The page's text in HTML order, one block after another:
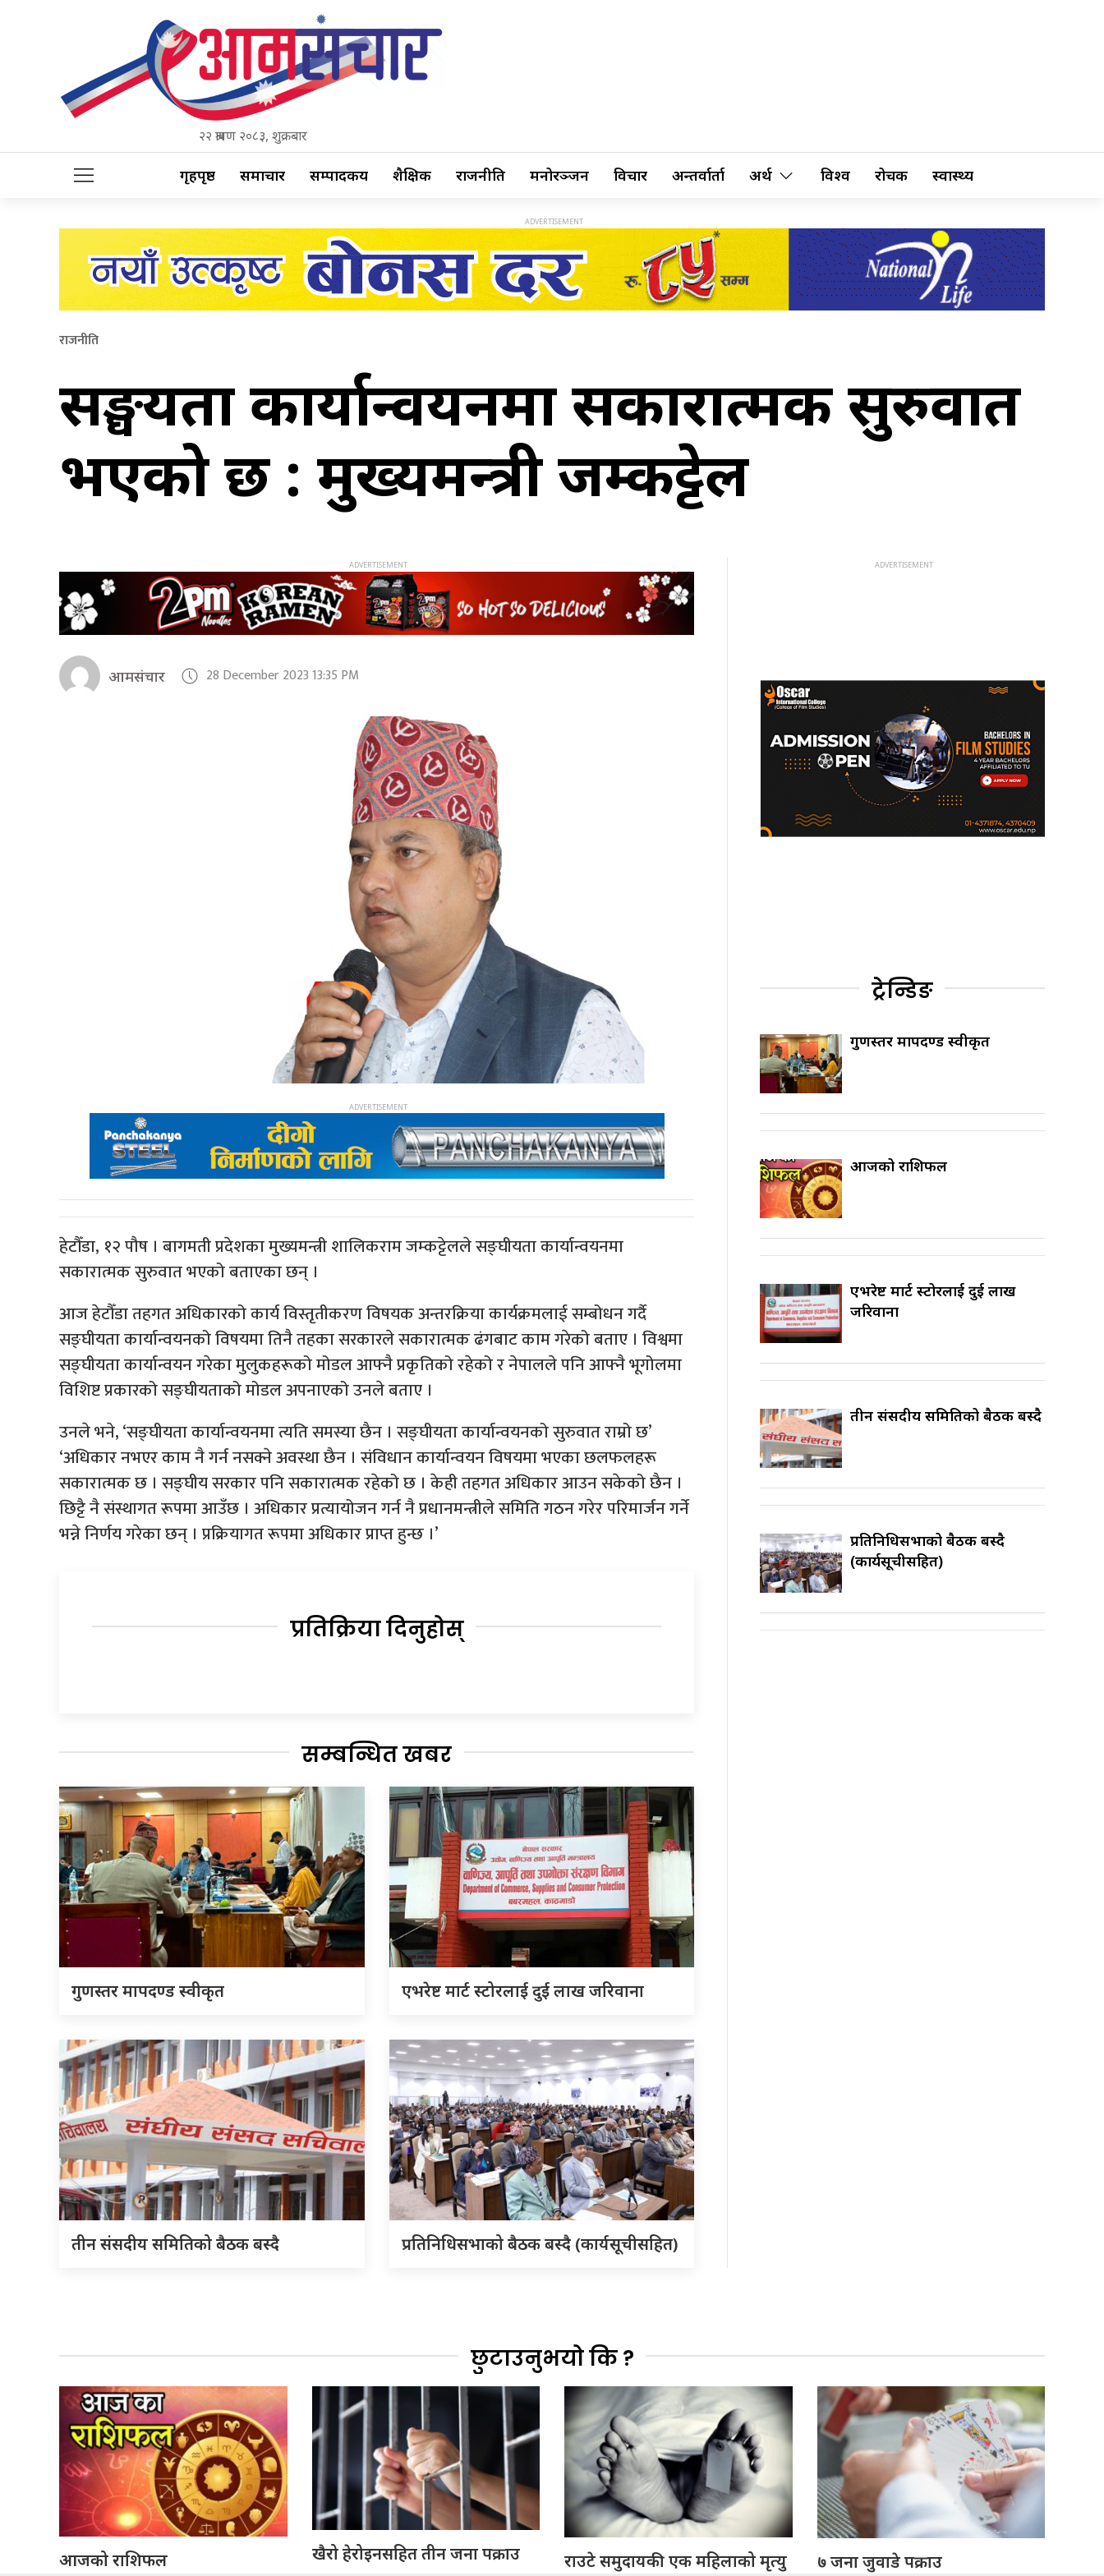
२२ श्रावण २०८३, शुक्रबार
गृहपृष्ठ समाचार सम्पादकीय शैक्षिक राजनीति मनोरञ्जन विचार अन्तर्वार्ता अर्थ विश्व रोचक स्वास्थ्य
राजनीति
सङ्घीयता कार्यान्वयनमा सकारात्मक सुरुवात
भएको छ : मुख्यमन्त्री जम्कट्टेल
आमसंचार 28 December 2023 13:35 PM
हेटौँडा, १२ पौष । बागमती प्रदेशका मुख्यमन्त्री शालिकराम जम्कट्टेलले सङ्घीयता कार्यान्वयनमा
सकारात्मक सुरुवात भएको बताएका छन् ।
आज हेटौँडा तहगत अधिकारको कार्य विस्तृतीकरण विषयक अन्तरक्रिया कार्यक्रमलाई सम्बोधन गर्दै
सङ्घीयता कार्यान्वयनको विषयमा तिनै तहका सरकारले सकारात्मक ढंगबाट काम गरेको बताए । विश्वमा
सङ्घीयता कार्यान्वयन गरेका मुलुकहरूको मोडल आफ्नै प्रकृतिको रहेको र नेपालले पनि आफ्नै भूगोलमा
विशिष्ट प्रकारको सङ्घीयताको मोडल अपनाएको उनले बताए ।
उनले भने, ‘सङ्घीयता कार्यान्वयनमा त्यति समस्या छैन । सङ्घीयता कार्यान्वयनको सुरुवात राम्रो छ’
‘अधिकार नभएर काम नै गर्न नसक्ने अवस्था छैन । संविधान कार्यान्वयन विषयमा भएका छलफलहरू
सकारात्मक छ । सङ्घीय सरकार पनि सकारात्मक रहेको छ । केही तहगत अधिकार आउन सकेको छैन ।
छिट्टै नै संस्थागत रूपमा आउँछ । अधिकार प्रत्यायोजन गर्न नै प्रधानमन्त्रीले समिति गठन गरेर परिमार्जन गर्ने
भन्ने निर्णय गरेका छन् । प्रक्रियागत रूपमा अधिकार प्राप्त हुन्छ ।’
प्रतिक्रिया दिनुहोस्
सम्बन्धित खबर
गुणस्तर मापदण्ड स्वीकृत एभरेष्ट मार्ट स्टोरलाई दुई लाख जरिवाना
तीन संसदीय समितिको बैठक बस्दै प्रतिनिधिसभाको बैठक बस्दै (कार्यसूचीसहित)
ट्रेन्डिङ
गुणस्तर मापदण्ड स्वीकृत
आजको राशिफल
एभरेष्ट मार्ट स्टोरलाई दुई लाख
जरिवाना
तीन संसदीय समितिको बैठक बस्दै
प्रतिनिधिसभाको बैठक बस्दै
(कार्यसूचीसहित)
छुटाउनुभयो कि ?
आजको राशिफल खैरो हेरोइनसहित तीन जना पक्राउ राउटे समुदायकी एक महिलाको मृत्यु ७ जना जुवाडे पक्राउ